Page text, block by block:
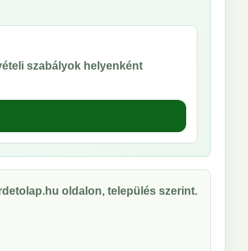
szabályok helyenként
oldalon, település szerint.